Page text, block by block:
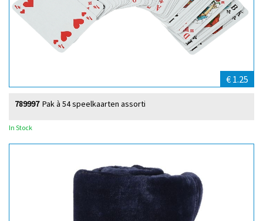
€ 1.25
Pak à 54 speelkaarten assorti
789997
In Stock